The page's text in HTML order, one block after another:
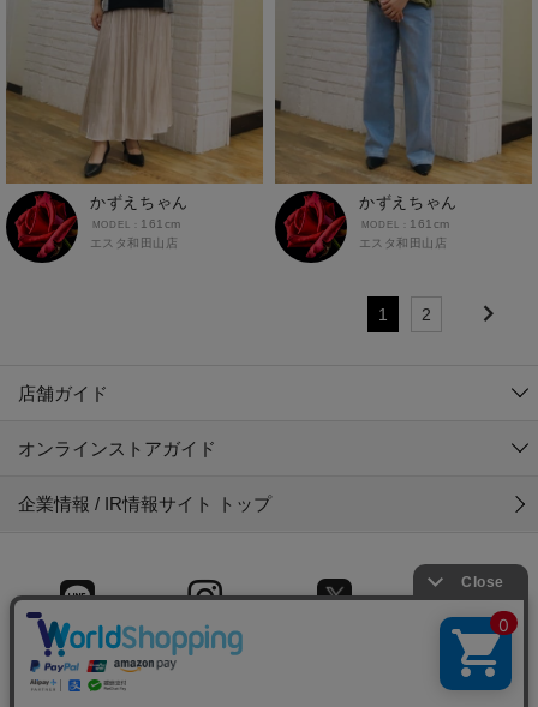
かずえちゃん
エスタ和田山店
161cm
かずえちゃん
エスタ和田山店
161cm
1 2
店舗ガイド
オンラインストアガイド
企業情報 / IR情報サイト トップ
LINE Instagram Facebook